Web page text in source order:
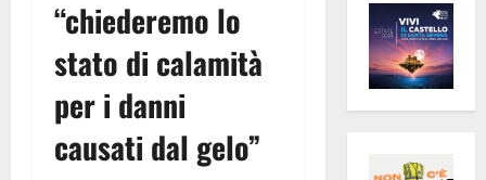
“chiederemo lo
stato di calamità
per i danni
causati dal gelo”